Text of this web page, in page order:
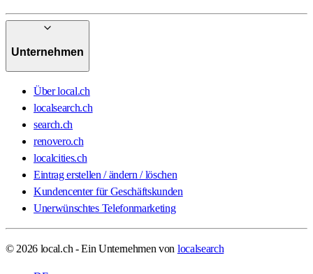
Unternehmen
Über local.ch
localsearch.ch
search.ch
renovero.ch
localcities.ch
Eintrag erstellen / ändern / löschen
Kundencenter für Geschäftskunden
Unerwünschtes Telefonmarketing
© 2026 local.ch - Ein Unternehmen von localsearch